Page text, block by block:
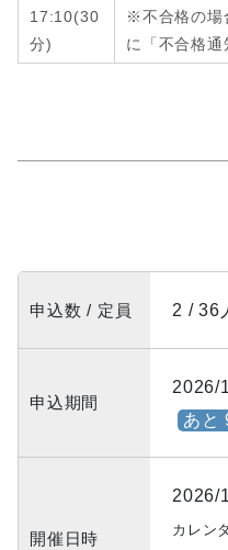
17:10(30
分)
※不合格の場
に「不合格通
申込数 / 定員 2 / 36
申込期間
2026/
あと
開催日時
2026/
カレン